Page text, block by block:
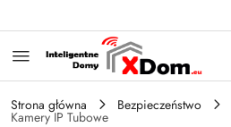
Strona główna Bezpieczeństwo
Kamery IP Tubowe